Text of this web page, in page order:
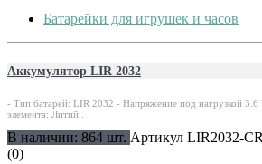
Батарейки для игрушек и часов
Аккумулятор LIR 2032
- Тип батарей: LIR 2032 - Напряжение под нагрузкой 3.6
элемента: Литий..
В наличии: 864 шт. Артикул LIR2032-
(0)